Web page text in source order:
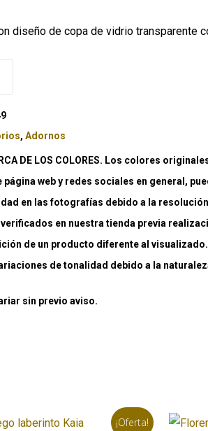
diseño de copa de vidrio transparente
,Adornos
DE LOS COLORES. Los colores
web y redes sociales en general,
en las fotografías debido a la
en nuestra tienda previa
de un producto diferente al
de tonalidad debido a la
sin previo aviso.
¡Oferta!